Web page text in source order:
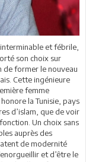
et fébrile,
son choix sur
de former le nouveau
Cette ingénieure
femme
la Tunisie, pays
d’islam, que de voir
Un choix sans
auprès des
de modernité
et d’être le